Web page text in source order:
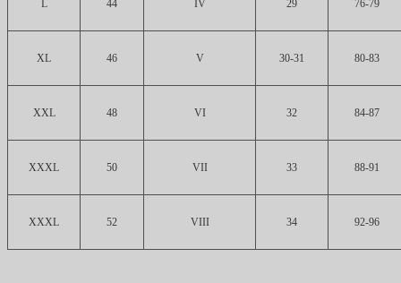
L 44 IV 29 76-79
XL 46 V 30-31 80-83
XXL 48 VI 32 84-87
XXXL 50 VII 33 88-91
XXXL 52 VIII 34 92-96